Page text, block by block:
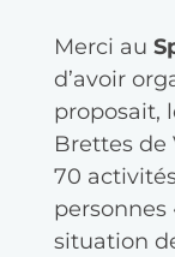
Merci au
d’avoir
proposait,
Brettes de
70
personnes
situation